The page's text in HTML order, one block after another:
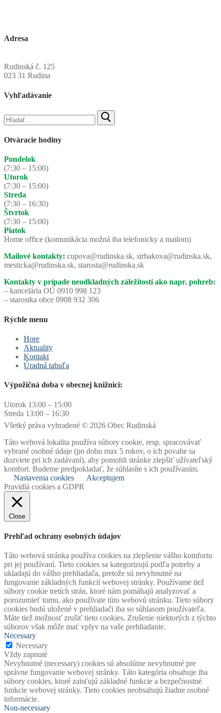
Adresa
Rudinská č. 125
023 31 Rudina
Vyhľadávanie
Hľadať:
Otváracie hodiny
Pondelok
(7:30 – 15:00)
Utorok
(7:30 – 15:00)
Streda
(7:30 – 16:30)
Štvrtok
(7:30 – 15:00)
Piatok
Home office (komunikácia možná iba telefonicky a mailom)
Mailové kontakty: cupova@rudinska.sk, strbakova@rudinska.sk,
mesticka@rudinska.sk, starosta@rudinska.sk
Kontakty v prípade neodkladných záležitostí ako napr. pohreb:
– kancelária OÚ 0910 998 123
– starostka obce 0908 932 306
Rýchle menu
Hore
Aktuality
Kontakt
Úradná tabuľa
Výpožičná doba v obecnej knižnici:
Utorok 13:00 – 15:00
Streda 13:00 – 16:30
Všetký práva vyhradené © 2026 Obec Rudinská
Táto webová lokalita používa súbory cookie, resp. spracovávať
vybrané osobné údaje (po dobu max 5 rokov, o ich povahe sa
dozviete pri ich zadávaní), aby pomohli stránke zlepšiť užívateľský
komfort. Budeme predpokladať, že súhlasíte s ich používaním.
Nastavenia cookies
Akceptujem
Pravidlá cookies a GDPR
Close
Prehľad ochrany osobných údajov
Táto webová stránka používa cookies na zlepšenie vášho komfortu
pri jej používaní. Tieto cookies sa kategorizujú podľa potreby a
ukladajú do vášho prehliadača, pretože sú nevyhnutné na
fungovanie základných funkcií webovej stránky. Používame tiež
súbory cookie tretích strán, ktoré nám pomáhajú analyzovať a
porozumieť tomu, ako používate túto webovú stránku. Tieto súbory
cookies budú uložené v prehliadači iba so súhlasom používateľa.
Máte tiež možnosť zrušiť tieto cookies. Zrušenie niektorých z týchto
súborov však môže mať vplyv na vaše prehliadanie.
Necessary
Necessary
Vždy zapnuté
Nevyhnutné (necessary) cookies sú absolútne nevyhnutné pre
správne fungovanie webovej stránky. Táto kategória obsahuje iba
súbory cookies, ktoré zaisťujú základné funkcie a bezpečnostné
funkcie webovej stránky. Tieto cookies neobsahujú žiadne osobné
informácie.
Non-necessary